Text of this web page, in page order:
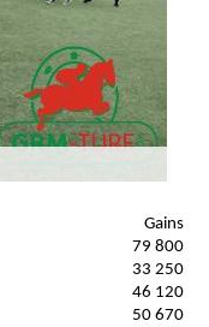
Gains
79 800
33 250
46 120
50 670